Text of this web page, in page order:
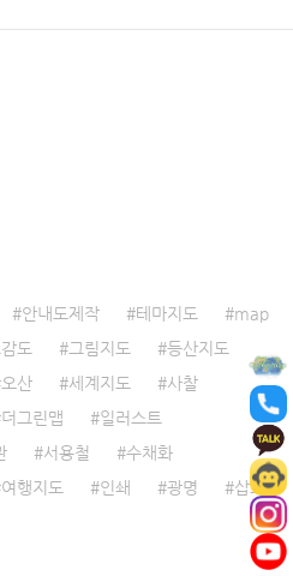
안내도제작 테마지도
map
도 그림지도
등산지도
오산 세계지도
사찰
더그린맵
일러스트
서용철
수채화
여행지도 인쇄 광명 삽화